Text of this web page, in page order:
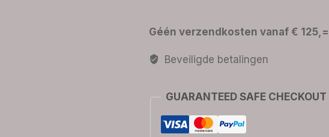
Aloë
aantal
Géén verzendkosten vanaf € 125,=
Beveiligde betalingen
GUARANTEED SAFE CHECKOUT